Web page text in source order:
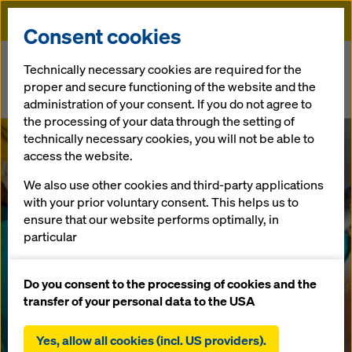
Doka
Gloednieuw aanbod vult meerdere ontwikkelingen in
bekistingsportfolio aan
Gloednieuw
aanbod vult
meerdere
ontwikkelingen
in
Consent cookies
Technically necessary cookies are required for the
proper and secure functioning of the website and the
administration of your consent. If you do not agree to
the processing of your data through the setting of
technically necessary cookies, you will not be able to
access the website.
We also use other cookies and third-party applications
with your prior voluntary consent. This helps us to
ensure that our website performs optimally, in
particular
website (functional and statistical cookies),
facilitating a smooth purchasing process when
statistical cookies),
Do you consent to the processing of cookies and the
transfer of your personal data to the USA
Yes, allow all cookies (incl. US providers).